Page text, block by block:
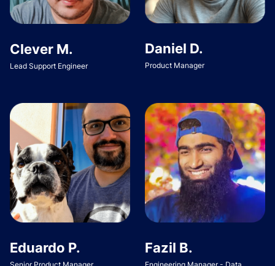
Clever M.
Lead Support Engineer
Daniel D.
Product Manager
Eduardo P. Fazil B.